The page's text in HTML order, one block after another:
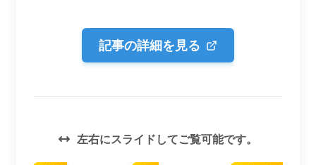
記事の詳細を見る
左右にスライドしてご覧可能です。